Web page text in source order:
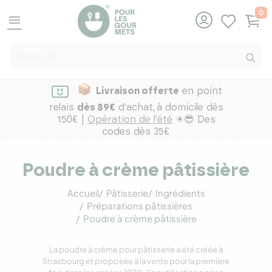
menu
0
Livraison offerte en point
relais dès 89€ d'achat, à domicile dès
150€ | Opération de l'été ☀😎 Des
codes dès 35€
Poudre à crème pâtissière
Accueil Pâtisserie
Ingrédients
Préparations pâtissières
Poudre à crème pâtissière
La poudre à crème pour pâtisserie a été créée à
Strasbourg et proposée à la vente pour la première